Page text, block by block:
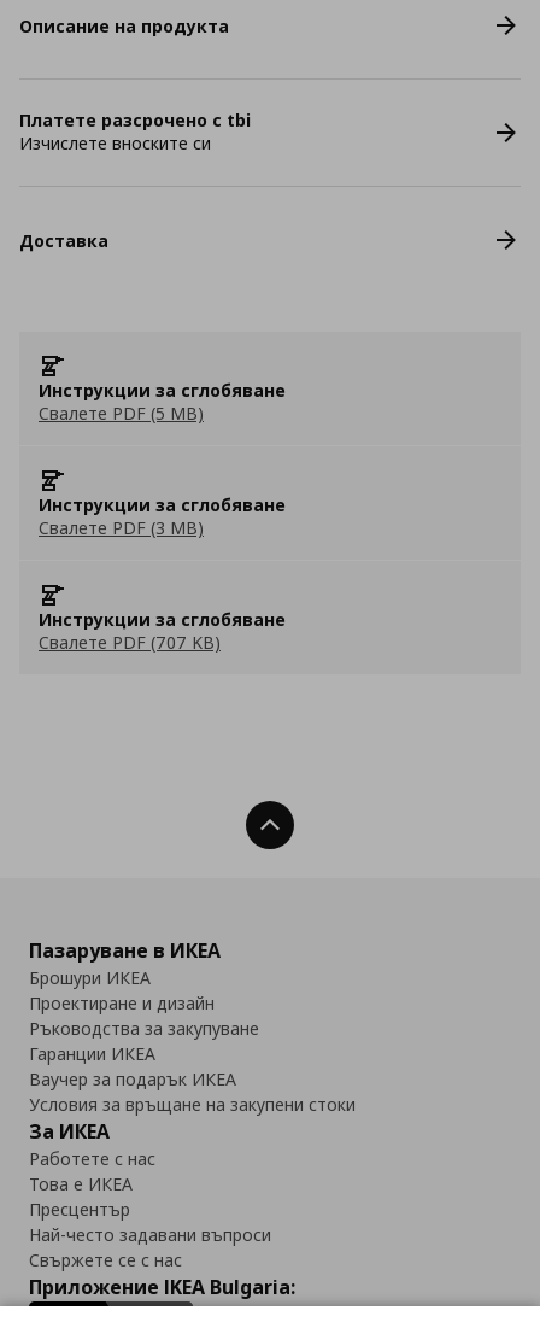
Описание на продукта
Платете разсрочено с tbi
Изчислете вноските си
Доставка
Инструкции за сглобяване
Свалете PDF (5 MB)
Инструкции за сглобяване
Свалете PDF (3 MB)
Инструкции за сглобяване
Свалете PDF (707 KB)
Нагоре
Пазаруване в ИКЕА
Брошури ИКЕА
Проектиране и дизайн
Ръководства за закупуване
Гаранции ИКЕА
Ваучер за подарък ИКЕА
Условия за връщане на закупени стоки
За ИКЕА
Работете с нас
Това е ИКЕА
Пресцентър
Най-често задавани въпроси
Свържете се с нас
Приложение IKEA Bulgaria: